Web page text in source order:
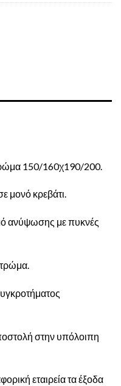
150/160χ190/200.
μονό κρεβάτι.
ανύψωσης με πυκνές
στην υπόλοιπη
εταιρεία τα έξοδα